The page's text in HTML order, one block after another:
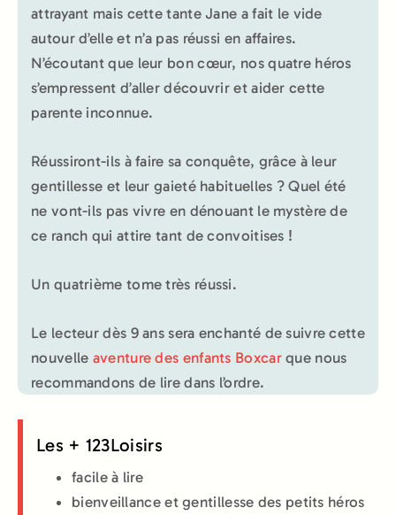
attrayant mais cette tante Jane a fait le vide
autour d’elle et n’a pas réussi en affaires.
N’écoutant que leur bon cœur, nos quatre héros
s’empressent d’aller découvrir et aider cette
parente inconnue.
Réussiront-ils à faire sa conquête, grâce à leur
gentillesse et leur gaieté habituelles ? Quel été
ne vont-ils pas vivre en dénouant le mystère de
ce ranch qui attire tant de convoitises !
Un quatrième tome très réussi.
Le lecteur dès 9 ans sera enchanté de suivre cette
nouvelle aventure des enfants Boxcarque nous
recommandons de lire dans l’ordre.
Les + 123Loisirs
facile à lire
bienveillance et gentillesse des petits héros